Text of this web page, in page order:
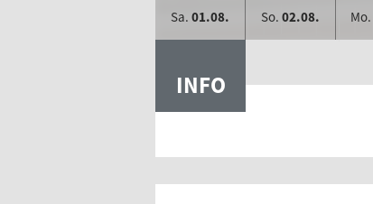
Sa. 01.08. So. 02.08. Mo.
INFO